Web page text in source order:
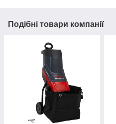
Подібні товари компанії